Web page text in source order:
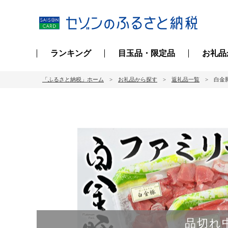
ランキング 目玉品・限定品 お礼
「ふるさと納税」ホーム お礼品から探す 返礼品一覧 白金
品切れ